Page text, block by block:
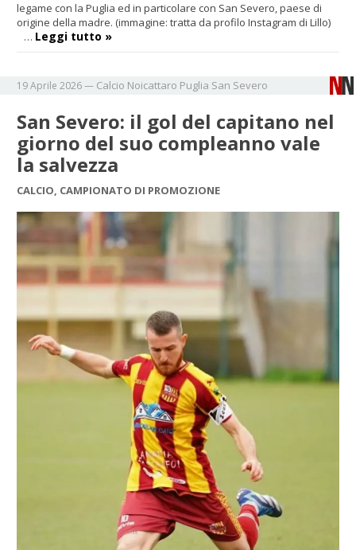
legame con la Puglia ed in particolare con San Severo, paese di
origine della madre. (immagine: tratta da profilo Instagram di Lillo)
… Leggi tutto »
19 Aprile 2026— Calcio Noicattaro Puglia San Severo
San Severo: il gol del capitano nel
giorno del suo compleanno vale
la salvezza
CALCIO, CAMPIONATO DI PROMOZIONE